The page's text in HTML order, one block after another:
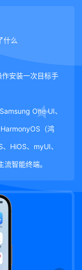
什么
安装一次目标手
One UI、
（鸿
HiOS、myUI、
智能终端。